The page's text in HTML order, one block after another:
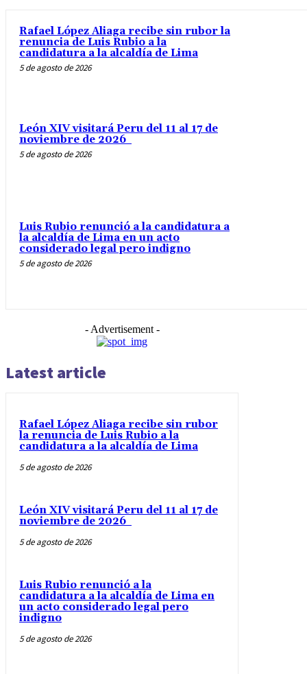
Rafael López Aliaga recibe sin rubor la
renuncia de Luis Rubio a la
candidatura a la alcaldía de Lima
5 de agosto de 2026
León XIV visitará Peru del 11 al 17 de
noviembre de 2026
5 de agosto de 2026
Luis Rubio renunció a la candidatura a
la alcaldía de Lima en un acto
considerado legal pero indigno
5 de agosto de 2026
- Advertisement -
Latest article
Rafael López Aliaga recibe sin rubor
la renuncia de Luis Rubio a la
candidatura a la alcaldía de Lima
5 de agosto de 2026
León XIV visitará Peru del 11 al 17 de
noviembre de 2026
5 de agosto de 2026
Luis Rubio renunció a la
candidatura a la alcaldía de Lima en
un acto considerado legal pero
indigno
5 de agosto de 2026